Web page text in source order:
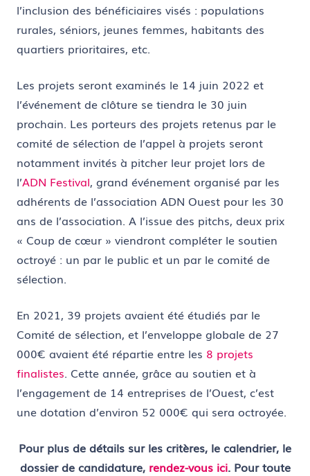
l’inclusion des bénéficiaires visés : populations
rurales, séniors, jeunes femmes, habitants des
quartiers prioritaires, etc.
Les projets seront examinés le 14 juin 2022 et
l’événement de clôture se tiendra le 30 juin
prochain. Les porteurs des projets retenus par le
comité de sélection de l’appel à projets seront
notamment invités à pitcher leur projet lors de
l’ADN Festival, grand événement organisé par les
adhérents de l’association ADN Ouest pour les 30
ans de l’association. A l’issue des pitchs, deux prix
« Coup de cœur » viendront compléter le soutien
octroyé : un par le public et un par le comité de
sélection.
En 2021, 39 projets avaient été étudiés par le
Comité de sélection, et l’enveloppe globale de 27
000€ avaient été répartie entre les 8 projets
finalistes. Cette année, grâce au soutien et à
l’engagement de 14 entreprises de l’Ouest, c’est
une dotation d’environ 52 000€ qui sera octroyée.
Pour plus de détails sur les critères, le calendrier, le
dossier de candidature, rendez-vous ici. Pour toute